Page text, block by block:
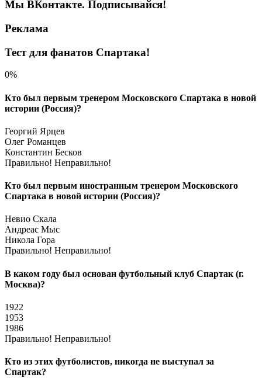
Мы ВКонтакте. Подписывайся!
Реклама
Тест для фанатов Спартака!
0%
Кто был первым тренером Московского Спартака в новой
истории (Россия)?
Георгий Ярцев
Олег Романцев
Константин Бесков
Правильно! Неправильно!
Кто был первым иностранным тренером Московского
Спартака в новой истории (Россия)?
Невио Скала
Андреас Мыс
Никола Гора
Правильно! Неправильно!
В каком году был основан футбольный клуб Спартак (г.
Москва)?
1922
1953
1986
Правильно! Неправильно!
Кто из этих футболистов, никогда не выступал за
Спартак?